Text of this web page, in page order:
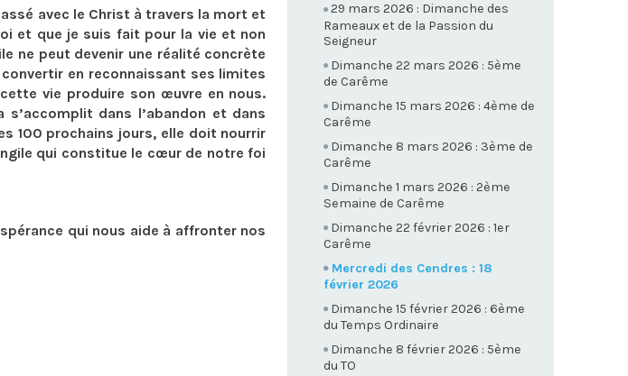
avec le Christ à travers la mort et
et que je suis fait pour la vie et non
ne peut devenir une réalité concrète
en reconnaissant ses limites
vie produire son œuvre en nous.
dans l’abandon et dans
100 prochains jours, elle doit nourrir
qui constitue le cœur de notre foi
qui nous aide à affronter nos
29 mars 2026 : Dimanche des
Rameaux et de la Passion du
Seigneur
Dimanche 22 mars 2026 : 5ème
de Carême
Dimanche 15 mars 2026 : 4ème de
Carême
Dimanche 8 mars 2026 : 3ème de
Carême
Dimanche 1 mars 2026 : 2ème
Semaine de Carême
Dimanche 22 février 2026 : 1er
Carême
Mercredi des Cendres : 18
février 2026
Dimanche 15 février 2026 : 6ème
du Temps Ordinaire
Dimanche 8 février 2026 : 5ème
du TO